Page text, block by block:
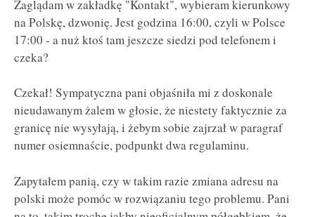
Zaglądam w zakładkę "Kontakt", wybieram kierunkowy
na Polskę, dzwonię. Jest godzina 16:00, czyli w Polsce
17:00 - a nuż ktoś tam jeszcze siedzi pod telefonem i
czeka?
Czekał! Sympatyczna pani objaśniła mi z doskonale
nieudawanym żalem w głosie, że niestety faktycznie za
granicę nie wysyłają, i żebym sobie zajrzał w paragraf
numer osiemnaście, podpunkt dwa regulaminu.
Zapytałem panią, czy w takim razie zmiana adresu na
polski może pomóc w rozwiązaniu tego problemu. Pani